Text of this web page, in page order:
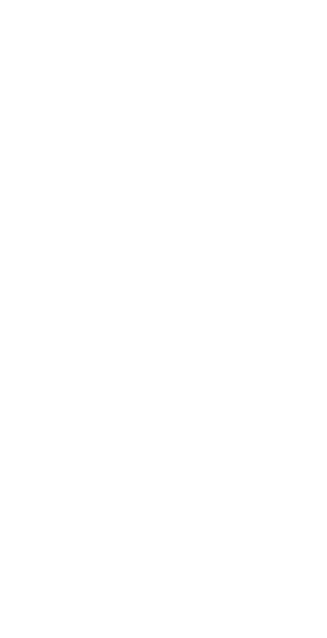
dos veces para retirar una
La relación cambió cuando
web una información sobre
buena. No nos habíamos
no tenía nada que decirle.
retirara o que la modificara
tomado la decisión de que
y sería portada del
‘El último brindis’, la
que explica los mecanismos
corrupción y la tortuosa